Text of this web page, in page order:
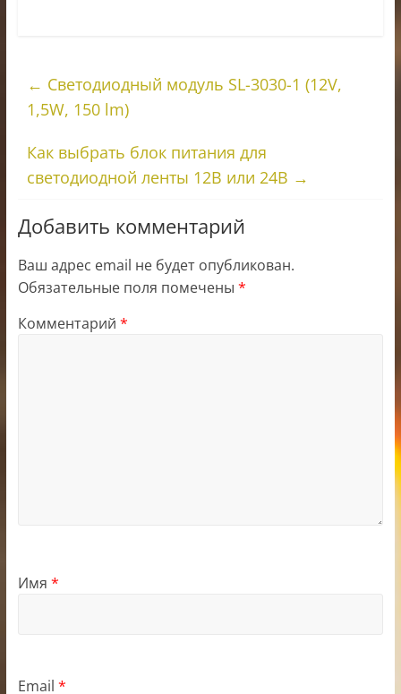
← Светодиодный модуль SL-3030-1 (12V,
1,5W, 150 lm)
Как выбрать блок питания для
светодиодной ленты 12В или 24В →
Добавить комментарий
Ваш адрес email не будет опубликован.
Обязательные поля помечены *
Комментарий *
Имя *
Email *